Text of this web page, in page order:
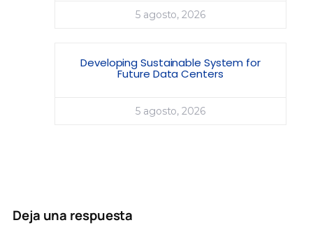
5 agosto, 2026
Developing Sustainable System for
Future Data Centers
5 agosto, 2026
Deja una respuesta